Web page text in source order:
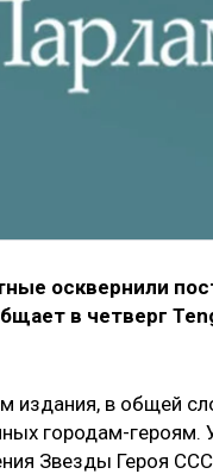
осквернили
в четверг
издания, в общей
городам-героям.
Звезды Героя